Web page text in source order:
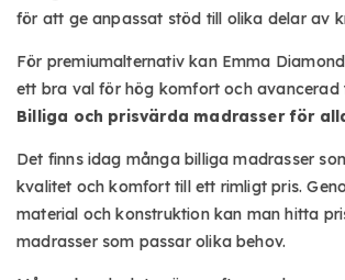
för att ge anpassat stöd till olika delar av
För premiumalternativ kan Emma
ett bra val för hög komfort och avancerad
Billiga och prisvärda madrasser för
Det finns idag många billiga madrasser
kvalitet och komfort till ett rimligt pris.
material och konstruktion kan man hitta
madrassersom passar olika behov.